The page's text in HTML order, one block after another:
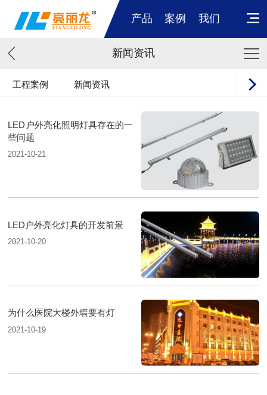
产品 案例 我们
新闻资讯
工程案例 新闻资讯
LED户外亮化照明灯具存在的一
些问题
2021-10-21
LED户外亮化灯具的开发前景
2021-10-20
为什么医院大楼外墙要有灯
2021-10-19